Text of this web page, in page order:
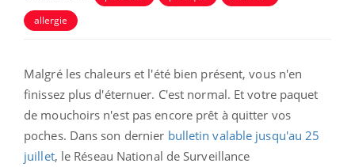
allergie
Malgré les chaleurs et l'été bien présent, vous n'en
finissez plus d'éternuer. C'est normal. Et votre paquet
de mouchoirs n'est pas encore prêt à quitter vos
poches. Dans son dernier bulletin valable jusqu'au 25
juillet, le Réseau National de Surveillance